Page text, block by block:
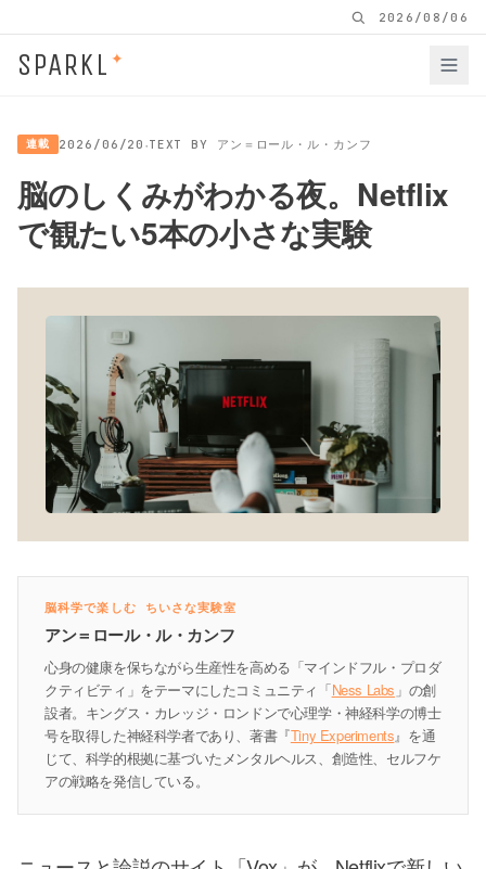
2026/08/06
SPARKL ✦
連載 2026/06/20 ·TEXT BY アン＝ロール・ル・カンフ
脳のしくみがわかる夜。Netflix
で観たい5本の小さな実験
脳科学で楽しむ ちいさな実験室
アン＝ロール・ル・カンフ
心身の健康を保ちながら生産性を高める「マインドフル・プロダ
クティビティ」をテーマにしたコミュニティ「Ness Labs 」の創
設者。キングス・カレッジ・ロンドンで心理学・神経科学の博士
号を取得した神経科学者であり、著書『Tiny Experiments』を通
じて、科学的根拠に基づいたメンタルヘルス、創造性、セルフケ
アの戦略を発信している。